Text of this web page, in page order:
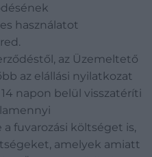
használatot
az Üzemeltető
az elállási nyilatkozat
napon belül visszatéríti
fuvarozási költséget is,
amelyek amiatt